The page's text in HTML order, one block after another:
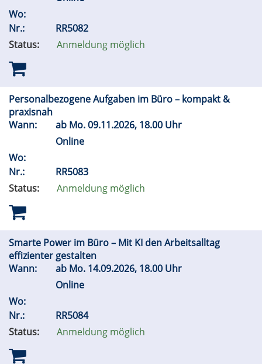
Wo:
Nr.:
RR5082
Status:
Anmeldung möglich
Personalbezogene Aufgaben im Büro – kompakt &
praxisnah
Wann:
ab Mo.09.11.2026, 18.00 Uhr
Online
Wo:
Nr.:
RR5083
Status:
Anmeldung möglich
Smarte Power im Büro – Mit KI den Arbeitsalltag
effizienter gestalten
Wann:
ab Mo. 14.09.2026, 18.00 Uhr
Online
Wo:
Nr.:
RR5084
Status:
Anmeldung möglich